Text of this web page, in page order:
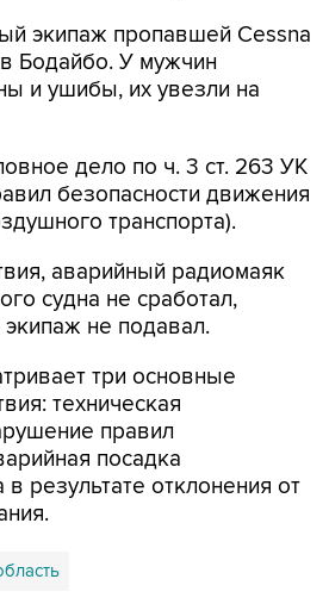
экипаж пропавшей Cessna
Бодайбо. У мужчин
и ушибы, их увезли на
дело по ч. 3 ст. 263 УК
безопасности движения
транспорта).
аварийный радиомаяк
судна не сработал,
не подавал.
три основные
техническая
правил
посадка
результате отклонения от